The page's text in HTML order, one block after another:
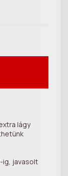
lágy
ig, javasolt